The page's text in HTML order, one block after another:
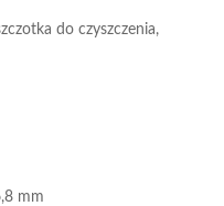
do czyszczenia,
mm